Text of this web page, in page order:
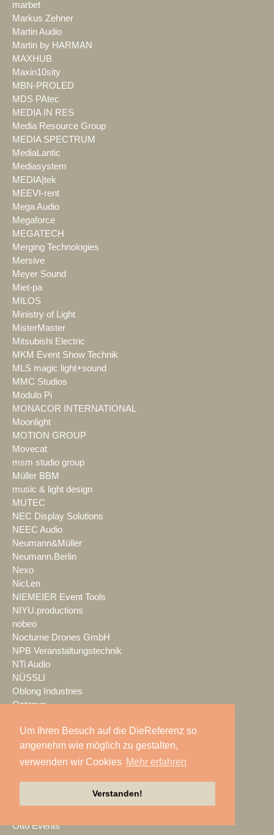
Um Ihren Besuch auf die DieReferenz so
angenehm wie möglich zu gestalten,
verwenden wir Cookies Mehr erfahren
Verstanden!
marbet
Markus Zehner
Martin Audio
Martin by HARMAN
MAXHUB
Maxin10sity
MBN-PROLED
MDS PAtec
MEDIA IN RES
Media Resource Group
MEDIA SPECTRUM
MediaLantic
Mediasystem
MEDIA|tek
MEEVI-rent
Mega Audio
Megaforce
MEGATECH
Merging Technologies
Mersive
Meyer Sound
Miet-pa
MILOS
Ministry of Light
MisterMaster
Mitsubishi Electric
MKM Event Show Technik
MLS magic light+sound
MMC Studios
Modulo Pi
MONACOR INTERNATIONAL
Moonlight
MOTION GROUP
Movecat
msm studio group
Müller BBM
music & light design
MUTEC
NEC Display Solutions
NEEC Audio
Neumann&Müller
Neumann.Berlin
Nexo
NicLen
NIEMEIER Event Tools
NIYU.productions
nobeo
Nocturne Drones GmbH
NPB Veranstaltungstechnik
NTi Audio
NÜSSLI
Oblong Industries
Octopus
OETHG
OKG-AV
Omron
ORANGE PRODUCTION DG
Otto Events